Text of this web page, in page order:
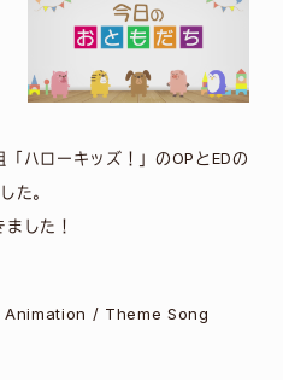
ハローキッズ！」のOPとEDの
た。
した！
/ Theme Song